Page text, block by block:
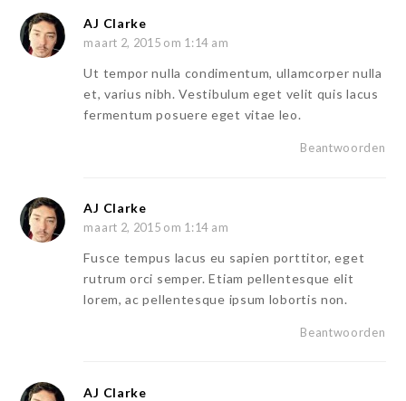
AJ Clarke
maart 2, 2015 om 1:14 am
Ut tempor nulla condimentum, ullamcorper nulla
et, varius nibh. Vestibulum eget velit quis lacus
fermentum posuere eget vitae leo.
Beantwoorden
AJ Clarke
maart 2, 2015 om 1:14 am
Fusce tempus lacus eu sapien porttitor, eget
rutrum orci semper. Etiam pellentesque elit
lorem, ac pellentesque ipsum lobortis non.
Beantwoorden
AJ Clarke